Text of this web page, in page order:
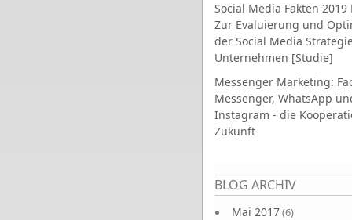
Social Media Fakten 2019
Zur Evaluierung und
der Social Media
Unternehmen [Studie]
Messenger Marketing:
Messenger, WhatsApp
Instagram - die
Zukunft
BLOG ARCHIV
Mai 2017(6)
Seiten